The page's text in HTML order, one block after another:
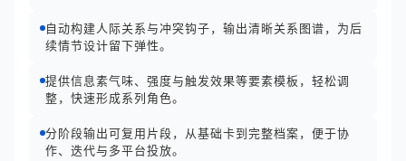
自动构建人际关系与冲突钩子，输出清晰关系图谱，为后
续情节设计留下弹性。
提供信息素气味、强度与触发效果等要素模板，轻松调
整，快速形成系列角色。
分阶段输出可复用片段，从基础卡到完整档案，便于协
作、迭代与多平台投放。